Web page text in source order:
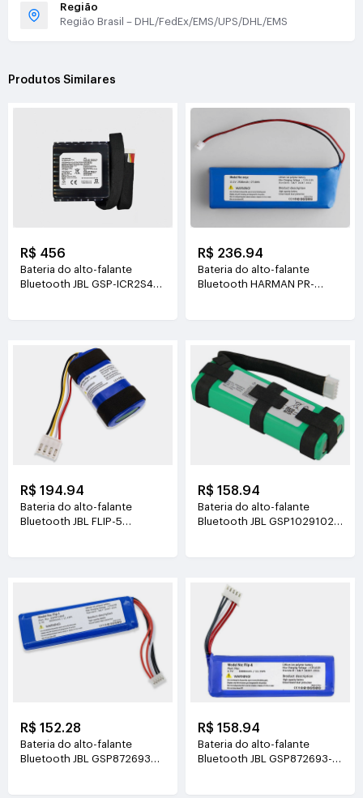
Região
Região Brasil – DHL/FedEx/EMS/UPS/DHL/EMS
Produtos Similares
R$ 456
Bateria do alto-falante
Bluetooth JBL GSP-ICR2S4P-
R$ 236.94
Bateria do alto-falante
Bluetooth HARMAN PR-
R$ 194.94
Bateria do alto-falante
Bluetooth JBL FLIP-5
R$ 158.94
Bateria do alto-falante
Bluetooth JBL GSP1029102
R$ 152.28
Bateria do alto-falante
Bluetooth JBL GSP872693
R$ 158.94
Bateria do alto-falante
Bluetooth JBL GSP872693-